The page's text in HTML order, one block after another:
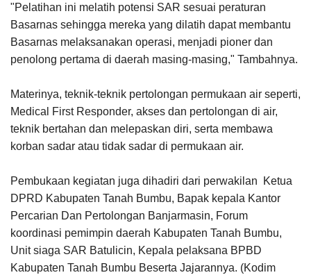
"Pelatihan ini melatih potensi SAR sesuai peraturan
Basarnas sehingga mereka yang dilatih dapat membantu
Basarnas melaksanakan operasi, menjadi pioner dan
penolong pertama di daerah masing-masing," Tambahnya.
Materinya, teknik-teknik pertolongan permukaan air seperti,
Medical First Responder, akses dan pertolongan di air,
teknik bertahan dan melepaskan diri, serta membawa
korban sadar atau tidak sadar di permukaan air.
Pembukaan kegiatan juga dihadiri dari perwakilan Ketua
DPRD Kabupaten Tanah Bumbu, Bapak kepala Kantor
Percarian Dan Pertolongan Banjarmasin, Forum
koordinasi pemimpin daerah Kabupaten Tanah Bumbu,
Unit siaga SAR Batulicin, Kepala pelaksana BPBD
Kabupaten Tanah Bumbu Beserta Jajarannya. (Kodim